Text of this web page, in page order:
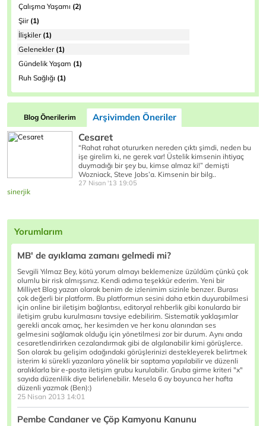
Çalışma Yaşamı (2)
Şiir(1)
İlişkiler(1)
Gelenekler(1)
Gündelik Yaşam (1)
Ruh Sağlığı (1)
Blog Önerilerim Arşivimden Öneriler
Cesaret
“Rahat rahat otururken nereden çıktı şimdi, neden bu
işe girelim ki, ne gerek var! Üstelik kimsenin ihtiyaç
duymadığı bir şey bu, kimse almaz ki!” demişti
Wozniack, Steve Jobs’a. Kimsenin bir bilg..
27 Nisan '13 19:05
sinerjik
Yorumlarım
MB' de ayıklama zamanı gelmedi mi?
Sevgili Yılmaz Bey, kötü yorum almayı beklemenize üzüldüm çünkü çok
olumlu bir risk almışsınız. Kendi adıma teşekkür ederim. Yeni bir
Milliyet Blog yazarı olarak benim de izlenimim sizinle benzer. Burası
çok değerli bir platform. Bu platformun sesini daha etkin duyurabilmesi
için online bir iletişim bağlantısı, editoryal rehberlik gibi konularda bir
iletişim grubu kurulmasını tavsiye edebilirim. Sistematik yaklaşımlar
gerekli ancak amaç, her kesimden ve her konu alanından ses
gelmesini sağlamak olduğu için yönetilmesi zor bir durum. Aynı anda
cesaretlendirirken cezalandırmak gibi de algılanabilir kimi görüşlerce.
Son olarak bu gelişim odağındaki görüşlerinizi destekleyerek belirtmek
isterim ki sürekli yazanlara yönelik bir saptama yapılabilir ve düzenli
aralıklarla bir e-posta iletişim grubu kurulabilir. Gruba girme kriteri "x"
sayıda düzenlilik diye belirlenebilir. Mesela 6 ay boyunca her hafta
düzenli yazmak (Ben):)
25 Nisan 2013 14:01
Pembe Candaner ve Çöp Kamyonu Kanunu